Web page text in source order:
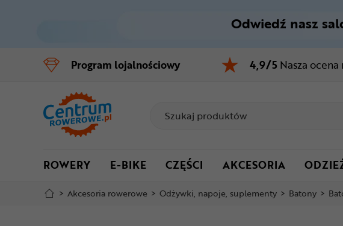
Menu główne
Informacje o produkcie
Do koszyka
Szczegółowe informacje
Odwiedź nasz
Program lojalnościowy 4,9/5 Nasza ocena
ROWERY E-BIKE CZĘŚCI AKCESORIA
> Akcesoria rowerowe > Odżywki, napoje, suplementy > Batony >